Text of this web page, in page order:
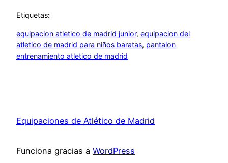
Etiquetas:
equipacion atletico de madrid junior, equipacion del
atletico de madrid para niños baratas, pantalon
entrenamiento atletico de madrid
Equipaciones de Atlético de Madrid
Funciona gracias a WordPress